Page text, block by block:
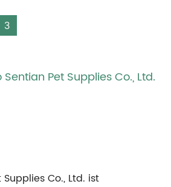
3
Pet Supplies Co., Ltd.
Co., Ltd. ist